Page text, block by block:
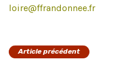
loire@ffrandonnee.fr
Article précédent